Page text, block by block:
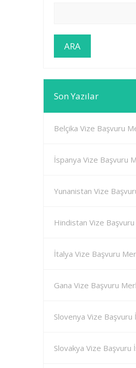
Son Yazılar
Belçika Vize Başvuru
İspanya Vize Başvuru
Yunanistan Vize
Hindistan Vize
İtalya Vize Başvuru
Gana Vize Başvuru
Slovenya Vize Başvuru
Slovakya Vize Başvuru